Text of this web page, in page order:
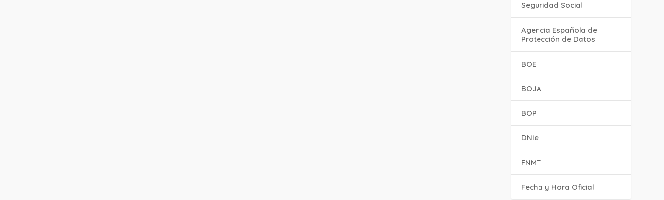
Seguridad Social
Agencia Española de
Protección de Datos
BOE
BOJA
BOP
DNIe
FNMT
Fecha y Hora Oficial